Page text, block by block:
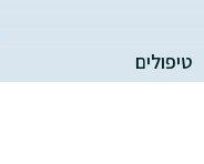
טיפולים